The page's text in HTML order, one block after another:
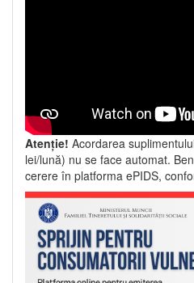
Atenție! Acordarea
lei/lună) nu se face automat.
cerere în platforma ePIDS,